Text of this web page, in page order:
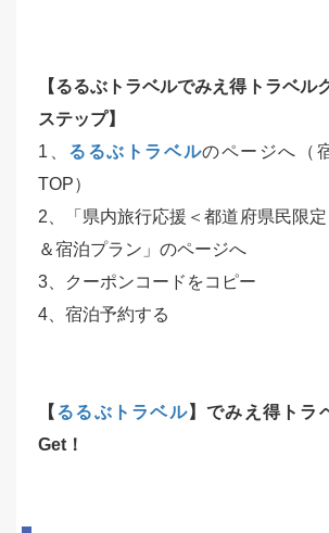
【るるぶトラベルでみえ得トラベル
ステップ】
1、 るるぶトラベルのページへ（
TOP）
2、「県内旅行応援＜都道府県民限
＆宿泊プラン」のページへ
3、クーポンコードをコピー
4、宿泊予約する
【 るるぶトラベル】でみえ得トラ
Get！